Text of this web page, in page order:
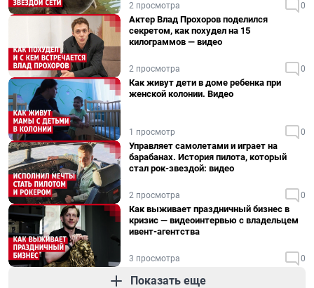
2 просмотра 0
Актер Влад Прохоров поделился
секретом, как похудел на 15
килограммов — видео
2 просмотра 0
Как живут дети в доме ребенка при
женской колонии. Видео
1 просмотр 0
Управляет самолетами и играет на
барабанах. История пилота, который
стал рок-звездой: видео
2 просмотра 0
Как выживает праздничный бизнес в
кризис — видеоинтервью с владельцем
ивент-агентства
3 просмотра 0
Показать еще